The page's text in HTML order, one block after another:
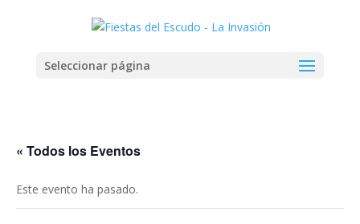
Seleccionar página
« Todos los Eventos
Este evento ha pasado.